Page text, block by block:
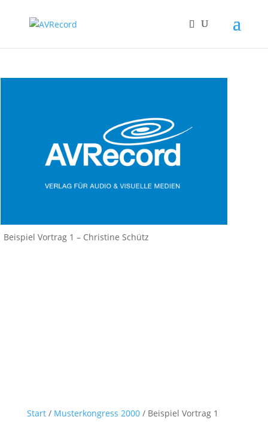
Beispiel Vortrag 1 – Christine Schütz
Start/ Musterkongress 2000/ Beispiel Vortrag 1